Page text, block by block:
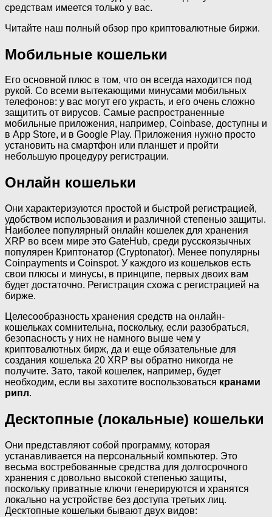
средствам имеется только у вас.
Читайте наш полный обзор про криптовалютные биржи.
Мобильные кошельки
Его основной плюс в том, что он всегда находится под
рукой. Со всеми вытекающими минусами мобильных
телефонов: у вас могут его украсть, и его очень сложно
защитить от вирусов. Самые распространенные
мобильные приложения, например, Coinbase, доступны и
в App Store, и в Google Play. Приложения нужно просто
установить на смартфон или планшет и пройти
небольшую процедуру регистрации.
Онлайн кошельки
Они характеризуются простой и быстрой регистрацией,
удобством использования и различной степенью защиты.
Наиболее популярный онлайн кошелек для хранения
XRP во всем мире это GateHub, среди русскоязычных
популярен Криптонатор (Cryptonator). Менее популярны
Coinpayments и Coinspot. У каждого из кошельков есть
свои плюсы и минусы, в принципе, первых двоих вам
будет достаточно. Регистрация схожа с регистрацией на
бирже.
Целесообразность хранения средств на онлайн-
кошельках сомнительна, поскольку, если разобраться,
безопасность у них не намного выше чем у
криптовалютных бирж, да и еще обязательные для
создания кошелька 20 XRP вы обратно никогда не
получите. Зато, такой кошелек, например, будет
необходим, если вы захотите воспользоваться кранами
рипл.
Десктопные (локальные) кошельки
Они представляют собой программу, которая
устанавливается на персональный компьютер. Это
весьма востребованные средства для долгосрочного
хранения с довольно высокой степенью защиты,
поскольку приватные ключи генерируются и хранятся
локально на устройстве без доступа третьих лиц.
Десктопные кошельки бывают двух видов: